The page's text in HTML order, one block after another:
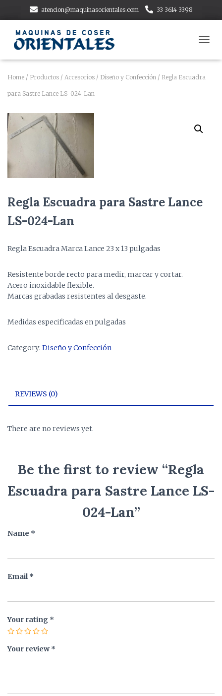
atencion@maquinasorientales.com 33 3614 3398
G
Home / Productos / Accesorios / Diseño y Confección / Regla Escuadra
para Sastre Lance LS-024-Lan
Regla Escuadra para Sastre Lance
LS-024-Lan
Regla Escuadra Marca Lance 23 x 13 pulgadas
Resistente borde recto para medir, marcar y cortar.
Acero inoxidable flexible.
Marcas grabadas resistentes al desgaste.
Medidas especificadas en pulgadas
Category: Diseño y Confección
REVIEWS (0)
There are no reviews yet.
Be the first to review “Regla
Escuadra para Sastre Lance LS-
024-Lan”
Name *
Email*
Your rating *
Your review*